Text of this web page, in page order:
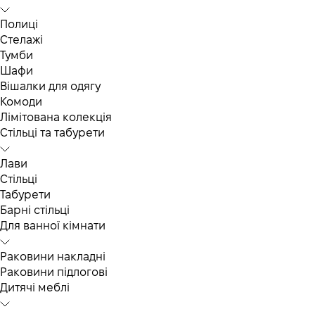
Полиці
Стелажі
Тумби
Шафи
Вішалки для одягу
Комоди
Лімітована колекція
Стільці та табурети
Лави
Стільці
Табурети
Барні стільці
Для ванної кімнати
Раковини накладні
Раковини підлогові
Дитячі меблі